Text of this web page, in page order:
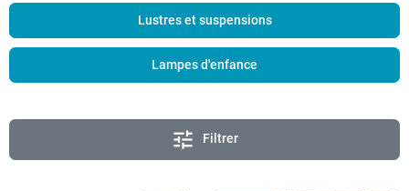
Lustres et suspensions
Lampes d'enfance
tune Filtrer